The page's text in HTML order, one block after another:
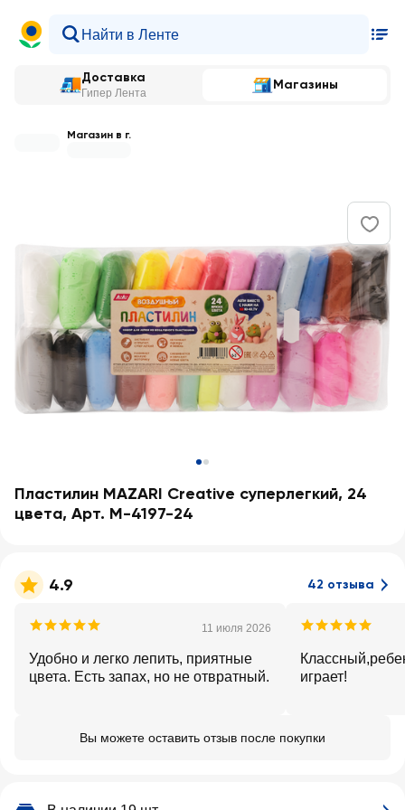
Доставка
Гипер Лента
Магазины
Магазин в г.
Пластилин MAZARI Creative суперлегкий, 24
цвета, Арт. М-4197-24
4.9 42 отзыва
11 июля 2026
Удобно и легко лепить, приятные
цвета. Есть запах, но не отвратный.
играет!
Вы можете оставить отзыв после покупки